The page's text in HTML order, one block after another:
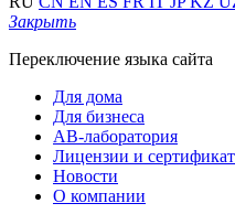
Закрыть
Переключение языка сайта
Для дома
Для бизнеса
АВ-лаборатория
Лицензии и
Новости
О компании